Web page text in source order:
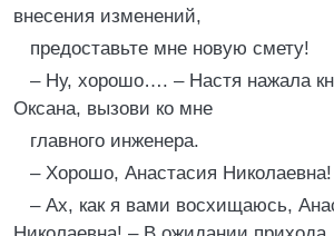
внесения изменений,
предоставьте мне новую смету!
– Ну, хорошо…. – Настя нажала
Оксана, вызови ко мне
главного инженера.
– Хорошо, Анастасия Николаевна!
– Ах, как я вами восхищаюсь,